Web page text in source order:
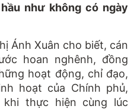
như không có ngày
Ánh Xuân cho biết, cán
hoan nghênh, đồng
hoạt động, chỉ đạo,
hoạt của Chính phủ,
thực hiện cùng lúc